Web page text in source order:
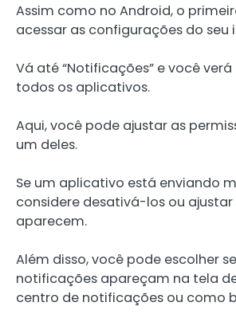
Assim como no Android, o
acessar as configurações do seu
Vá até “Notificações” e você
todos os aplicativos.
Aqui, você pode ajustar as
um deles.
Se um aplicativo está enviando
considere desativá-los ou
aparecem.
Além disso, você pode escolher
notificações apareçam na tela
centro de notificações ou como